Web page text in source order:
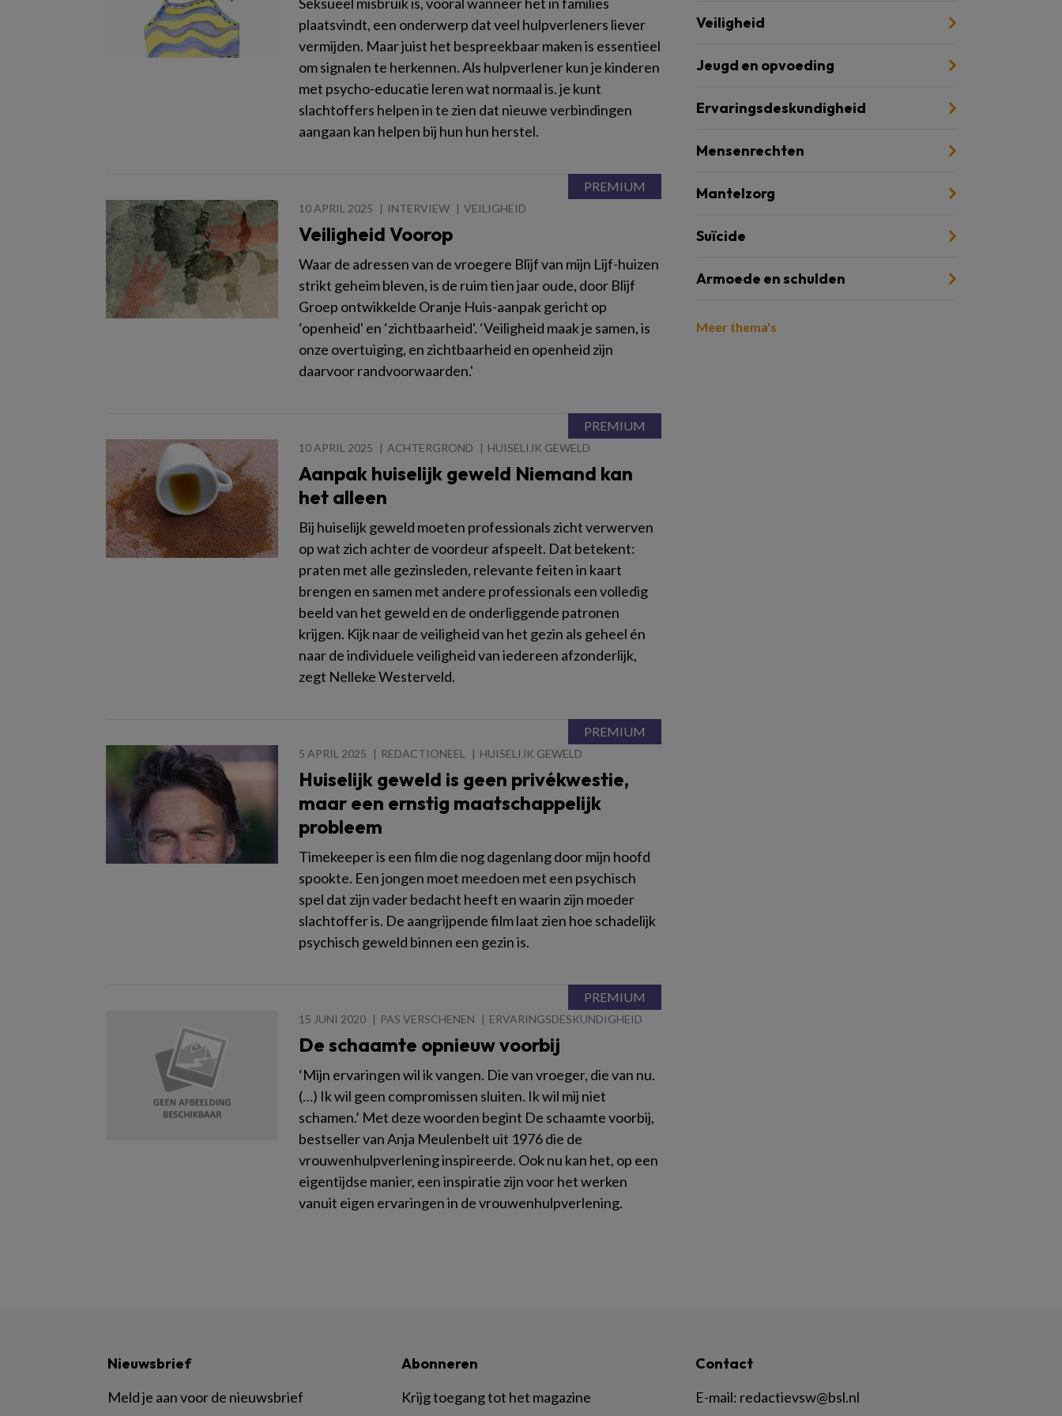
plaatsvindt, een onderwerp dat veel hulpverleners liever
vermijden. Maar juist het bespreekbaar maken is essentieel
om signalen te herkennen. Als hulpverlener kun je kinderen
met psycho-educatie leren wat normaal is. je kunt
slachtoffers helpen in te zien dat nieuwe verbindingen
aangaan kan helpen bij hun hun herstel.
10 APRIL 2025 INTERVIEW VEILIGHEID
Veiligheid Voorop
Waar de adressen van de vroegere Blijf van mijn Lijf-huizen
strikt geheim bleven, is de ruim tien jaar oude, door Blijf
Groep ontwikkelde Oranje Huis-aanpak gericht op
‘openheid' en ‘zichtbaarheid'. ‘Veiligheid maak je samen, is
onze overtuiging, en zichtbaarheid en openheid zijn
daarvoor randvoorwaarden.'
10 APRIL 2025 ACHTERGROND HUISELIJK GEWELD
Aanpak huiselijk geweld Niemand kan
het alleen
Bij huiselijk geweld moeten professionals zicht verwerven
op wat zich achter de voordeur afspeelt. Dat betekent:
praten met alle gezinsleden, relevante feiten in kaart
brengen en samen met andere professionals een volledig
beeld van het geweld en de onderliggende patronen
krijgen. Kijk naar de veiligheid van het gezin als geheel én
naar de individuele veiligheid van iedereen afzonderlijk,
zegt Nelleke Westerveld.
5 APRIL 2025 REDACTIONEEL HUISELIJK GEWELD
Huiselijk geweld is geen privékwestie,
maar een ernstig maatschappelijk
probleem
Timekeeper is een film die nog dagenlang door mijn hoofd
spookte. Een jongen moet meedoen met een psychisch
spel dat zijn vader bedacht heeft en waarin zijn moeder
slachtoffer is. De aangrijpende film laat zien hoe schadelijk
psychisch geweld binnen een gezin is.
15 JUNI 2020 PAS VERSCHENEN ERVARINGSDESKUNDIGHEID
De schaamte opnieuw voorbij
‘Mijn ervaringen wil ik vangen. Die van vroeger, die van nu.
(…) Ik wil geen compromissen sluiten. Ik wil mij niet
schamen.’ Met deze woorden begint De schaamte voorbij,
bestseller van Anja Meulenbelt uit 1976 die de
vrouwenhulpverlening inspireerde. Ook nu kan het, op een
eigentijdse manier, een inspiratie zijn voor het werken
vanuit eigen ervaringen in de vrouwenhulpverlening.
Veiligheid
Jeugd en opvoeding
Ervaringsdeskundigheid
Mensenrechten
Mantelzorg
Suïcide
Armoede en schulden
Meer thema's
Nieuwsbrief
Meld je aan voor de nieuwsbrief
Abonneren
Krijg toegang tot het magazine
Contact
E-mail: redactievsw@bsl.nl